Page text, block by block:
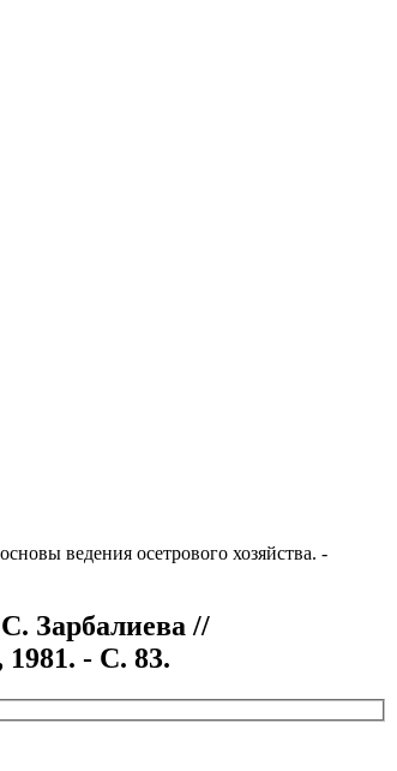
ведения осетрового хозяйства. -
Зарбалиева //
- С. 83.